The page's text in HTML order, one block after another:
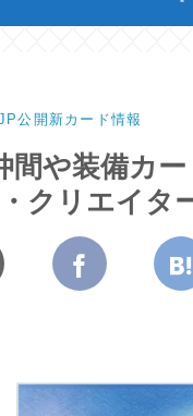
公開新カード情報
間や装備カ
クリエイタ